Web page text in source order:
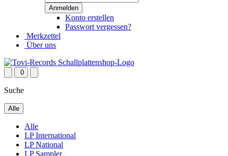
Konto erstellen
Passwort vergessen?
Merkzettel
Über uns
0
Suche
Alle
Alle
LP International
LP National
LP Sampler